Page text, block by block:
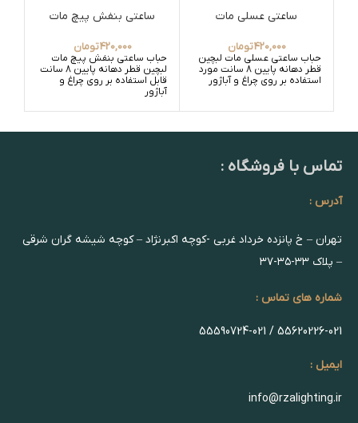
ساعتی عسلی مات
420,000تومان
حباب ساعتی عسلی مات لبچین
قطر دهانه پایین 8 سانت مورد
استفاده بر روی چراغ و آباژور
ساعتی بنفش پیچ مات
420,000تومان
حباب ساعتی بنفش پیچ مات
لبچین قطر دهانه پایین 8 سانت
قابل استفاده بر روی چراغ و
آباژور
تماس با فروشگاه :
آدرس :
تهران – خ پانزده خرداد غربی -کوچه اکبرنژاد – کوچه شیشه گران شرقی
– پلاک ۳۳-۳۵-۳۷
شماره های تماس :
55620226-021 / 55590724-021
ایمیل :
info@rzalighting.ir